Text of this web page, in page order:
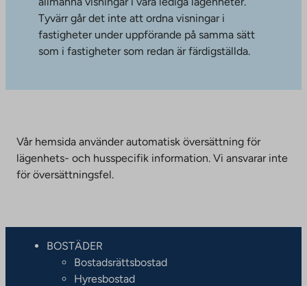
Tyvärr går det inte att ordna visningar i
fastigheter under uppförande på samma sätt
som i fastigheter som redan är färdigställda.
Vår hemsida använder automatisk översättning för
lägenhets- och husspecifik information. Vi ansvarar inte
för översättningsfel.
BOSTÄDER
Bostadsrättsbostad
Hyresbostad